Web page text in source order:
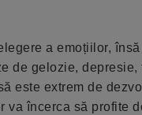
a emoțiilor,
de gelozie, depresie,
este extrem de
va încerca să profite